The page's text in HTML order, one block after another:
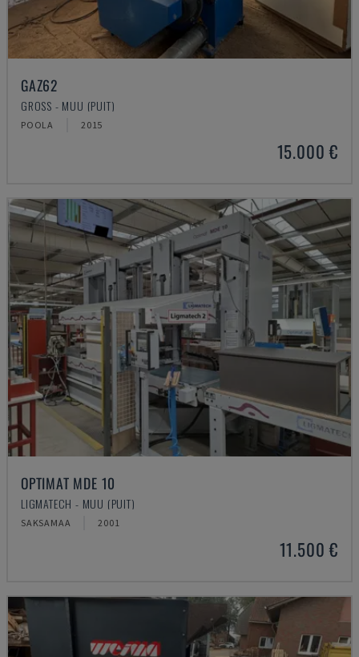
GAZ62
GROSS - MUU (PUIT)
POOLA 2015
15.000 €
OPTIMAT MDE 10
LIGMATECH - MUU (PUIT)
SAKSAMAA 2001
11.500 €